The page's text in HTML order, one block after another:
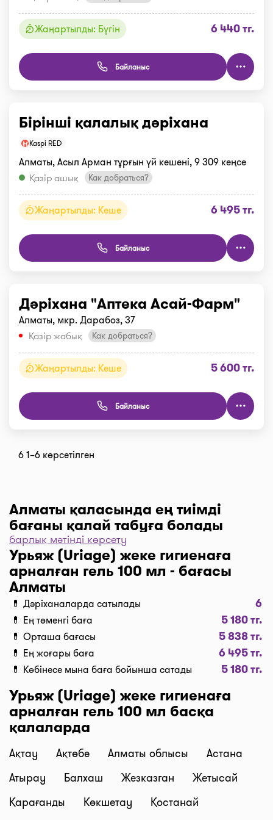
Жаңартылды: Бүгін 6 440 тг.
Байланыс
Бірінші қалалық дәріхана
Kaspi RED
Алматы, Асыл Арман тұрғын үй кешені, 9 309 кеңсе
Қазір ашық
Как добраться?
Жаңартылды: Кеше 6 495 тг.
Байланыс
Дәріхана "Аптека Асай-Фарм"
Алматы, мкр. Дарабоз, 37
Қазір жабық
Как добраться?
Жаңартылды: Кеше 5 600 тг.
Байланыс
6 1–6 көрсетілген
Алматы қаласында ең тиімді
бағаны қалай табуға болады
Дәріханаларды баға бойынша іріктеу үшін “Сүзгі”
түймесін, одан әрі “Бағасы бойынша, 1… бастап
…” және “Таңдау” деген түймені басыңыз.
Дәріханадағы ең төмен баға сіздің алдыңызда. I-
teka сервисінің көмегімен үнемдеңіз!
Жеткізу
Алматы қаласында дәрі-дәрмекті тез жеткізу керек
пе? Қажетті дәрілерді “Сатып алу” түймесі
бойынша кәрзеңкеге салып, “Дәріхананы таңдау”
түймесін басып тапсырыс ресімдеңіз, содан соң
біздің курьерлеріміз дәрі-дәрмектерді үйге немесе
жұмысқа тиімді бағалармен жеткізеді. Дәрілерді
жеткізудің орташа бағасы қазіргі сәтте 1500 тг.
бастап 2500 тг. дейін (құны тәуліктің уақытынан
және дәріхана мен жеткізу мекенжайының ара-
қашықтығына байланысты).
Брондау және өзі тасымалдау
барлық мәтінді көрсету
Урьяж (Uriage) жеке гигиенаға
арналған гель 100 мл - бағасы
Алматы
💊 Дәріханаларда сатылады 6
💊 Ең төменгі баға 5 180 тг.
💊 Орташа бағасы 5 838 тг.
💊 Ең жоғары баға 6 495 тг.
💊 Көбінесе мына баға бойынша сатады 5 180 тг.
Урьяж (Uriage) жеке гигиенаға
арналған гель 100 мл басқа
қалаларда
Ақтау Ақтөбе Алматы облысы
Астана
Атырау
Балхаш Жезказган
Жетысай
Қарағанды
Көкшетау
Қостанай